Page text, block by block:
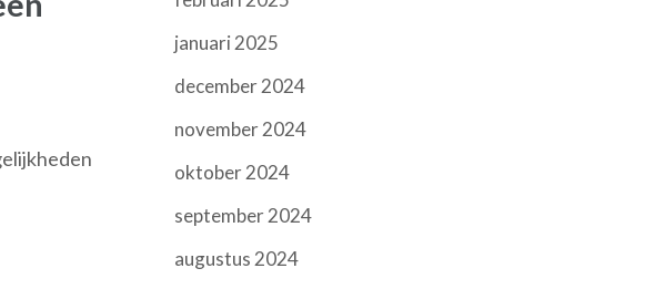
januari 2025
december 2024
november 2024
oktober 2024
september 2024
augustus 2024